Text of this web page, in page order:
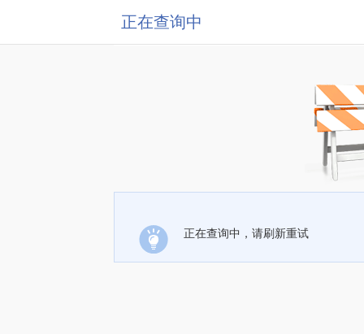
正在查询中
正在查询中，请刷新重试